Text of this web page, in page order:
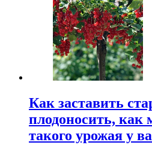
Как заставить
плодоносить,
такого урожая у